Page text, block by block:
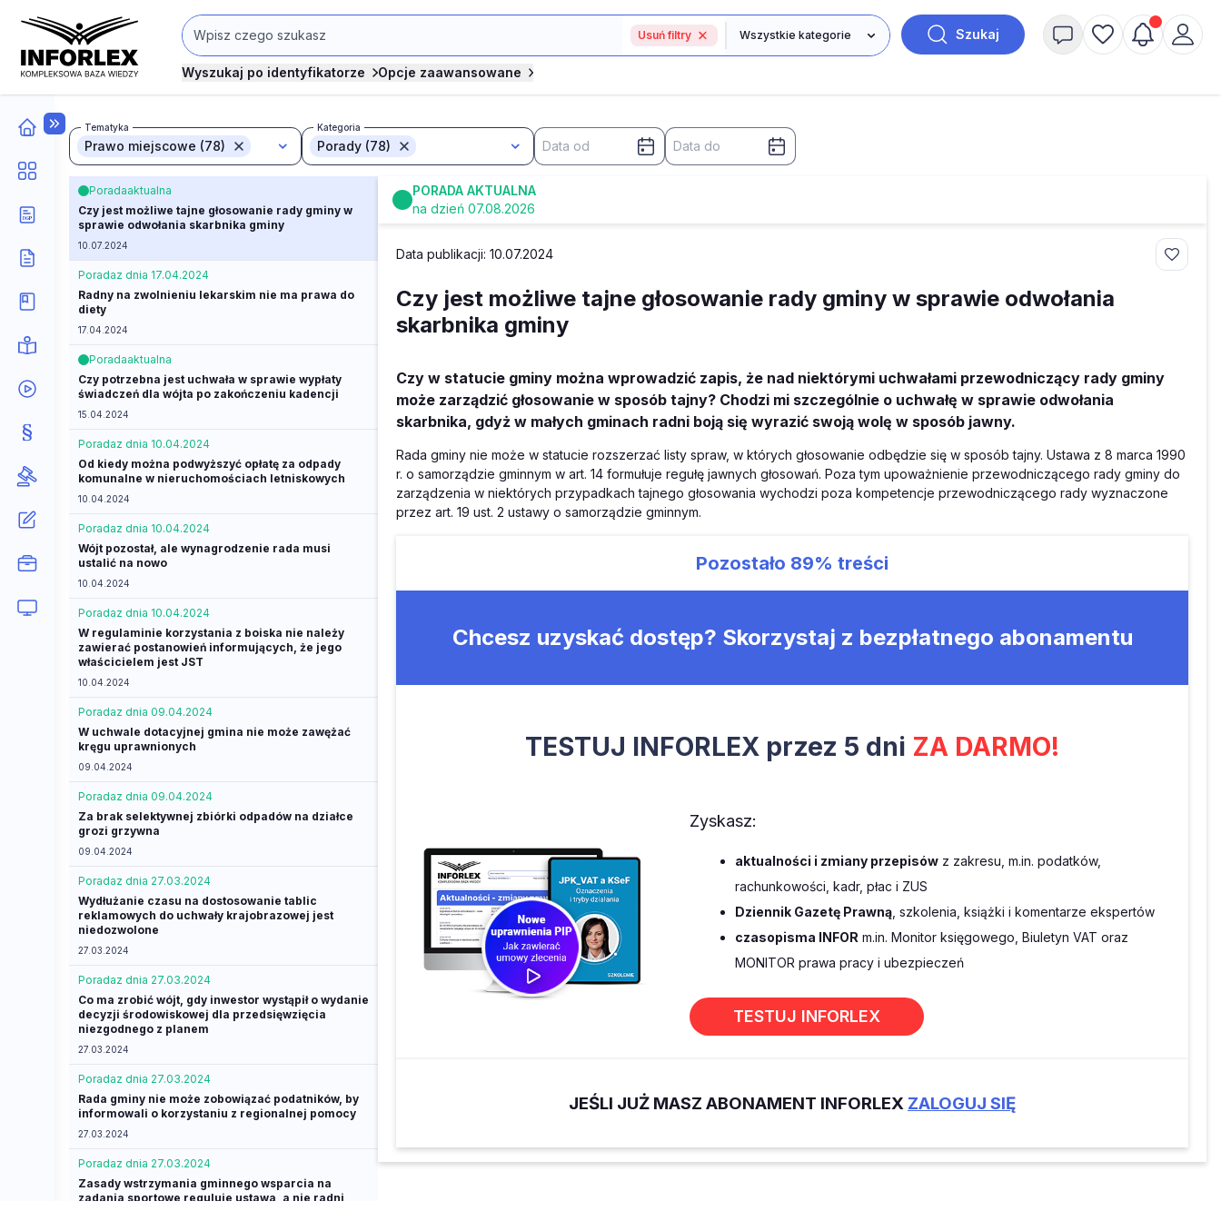
Usuń filtry Szukaj
Wyszukaj po identyfikatorze Opcje zaawansowane
Tematyka
Prawo miejscowe (78)
Kategoria
Porady (78)
Poradaaktualna
Czy jest możliwe tajne głosowanie rady gminy w
sprawie odwołania skarbnika gminy
10.07.2024
Poradaz dnia 17.04.2024
Radny na zwolnieniu lekarskim nie ma prawa do
diety
17.04.2024
Poradaaktualna
Czy potrzebna jest uchwała w sprawie wypłaty
świadczeń dla wójta po zakończeniu kadencji
15.04.2024
Poradaz dnia 10.04.2024
Od kiedy można podwyższyć opłatę za odpady
komunalne w nieruchomościach letniskowych
10.04.2024
Poradaz dnia 10.04.2024
Wójt pozostał, ale wynagrodzenie rada musi
ustalić na nowo
10.04.2024
Poradaz dnia 10.04.2024
W regulaminie korzystania z boiska nie należy
zawierać postanowień informujących, że jego
właścicielem jest JST
10.04.2024
Poradaz dnia 09.04.2024
W uchwale dotacyjnej gmina nie może zawężać
kręgu uprawnionych
09.04.2024
Poradaz dnia 09.04.2024
Za brak selektywnej zbiórki odpadów na działce
grozi grzywna
09.04.2024
Poradaz dnia 27.03.2024
Wydłużanie czasu na dostosowanie tablic
reklamowych do uchwały krajobrazowej jest
niedozwolone
27.03.2024
Poradaz dnia 27.03.2024
Co ma zrobić wójt, gdy inwestor wystąpił o wydanie
decyzji środowiskowej dla przedsięwzięcia
niezgodnego z planem
27.03.2024
Poradaz dnia 27.03.2024
Rada gminy nie może zobowiązać podatników, by
informowali o korzystaniu z regionalnej pomocy
27.03.2024
Poradaz dnia 27.03.2024
Zasady wstrzymania gminnego wsparcia na
zadania sportowe reguluje ustawa, a nie radni
PORADA AKTUALNA
na dzień 07.08.2026
Data publikacji: 10.07.2024
Czy jest możliwe tajne głosowanie rady gminy w sprawie odwołania
skarbnika gminy
Czy w statucie gminy można wprowadzić zapis, że nad niektórymi uchwałami przewodniczący rady gminy
może zarządzić głosowanie w sposób tajny? Chodzi mi szczególnie o uchwałę w sprawie odwołania
skarbnika, gdyż w małych gminach radni boją się wyrazić swoją wolę w sposób jawny.
Rada gminy nie może w statucie rozszerzać listy spraw, w których głosowanie odbędzie się w sposób tajny. Ustawa z 8 marca 1990
r. o samorządzie gminnym w art. 14 formułuje regułę jawnych głosowań. Poza tym upoważnienie przewodniczącego rady gminy do
zarządzenia w niektórych przypadkach tajnego głosowania wychodzi poza kompetencje przewodniczącego rady wyznaczone
przez art. 19 ust. 2 ustawy o samorządzie gminnym.
Pozostało 89% treści
Chcesz uzyskać dostęp? Skorzystaj z bezpłatnego abonamentu
TESTUJ INFORLEX przez 5 dni ZA DARMO!
Zyskasz:
aktualności i zmiany przepisówz zakresu, m.in. podatków,
rachunkowości, kadr, płac i ZUS
Dziennik Gazetę Prawną, szkolenia, książki i komentarze ekspertów
czasopisma INFOR m.in. Monitor księgowego, Biuletyn VAT oraz
MONITOR prawa pracy i ubezpieczeń
TESTUJ INFORLEX
JEŚLI JUŻ MASZ ABONAMENT INFORLEX ZALOGUJ SIĘ